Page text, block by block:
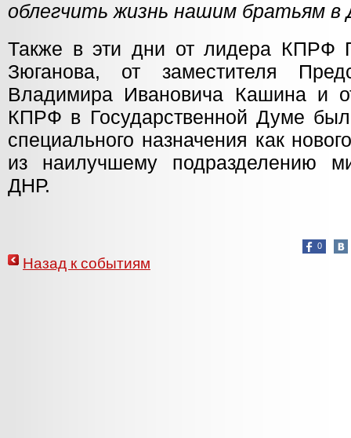
облегчить жизнь нашим братьям
Также в эти дни от лидера КПРФ
Зюганова, от заместителя
Владимира Ивановича Кашина и
КПРФ в Государственной Думе
специального назначения как
из наилучшему подразделению
ДНР.
0
Назад к событиям